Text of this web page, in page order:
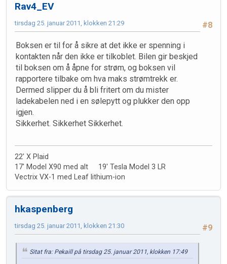
Rav4_EV
#8
tirsdag 25. januar 2011, klokken 21:29
Boksen er til for å sikre at det ikke er spenning i
kontakten når den ikke er tilkoblet. Bilen gir beskjed
til boksen om å åpne for strøm, og boksen vil
rapportere tilbake om hva maks strømtrekk er.
Dermed slipper du å bli fritert om du mister
ladekabelen ned i en sølepytt og plukker den opp
igjen.
Sikkerhet. Sikkerhet Sikkerhet.
22' X Plaid
17' Model X90 med alt 19' Tesla Model 3 LR
Vectrix VX-1 med Leaf lithium-ion
hkaspenberg
#9
tirsdag 25. januar 2011, klokken 21:30
Sitat fra: Pekaill på tirsdag 25. januar 2011, klokken 17:49